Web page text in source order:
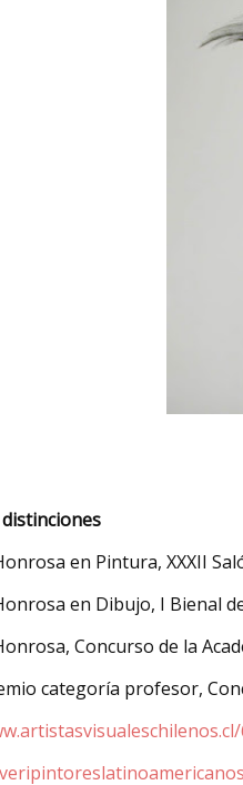
en Pintura, XXXII
en Dibujo, I Bienal
Concurso de la
categoría profesor,